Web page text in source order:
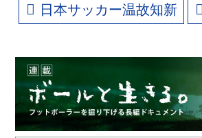
日本サッカー温故知新